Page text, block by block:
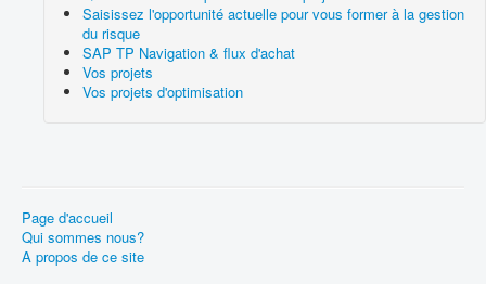
Saisissez l'opportunité actuelle pour vous former à la gestion
du risque
SAP TP Navigation & flux d'achat
Vos projets
Vos projets d'optimisation
Page d'accueil
Qui sommes nous?
A propos de ce site